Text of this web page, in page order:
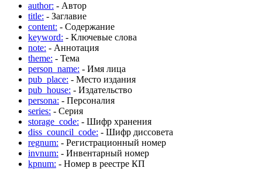
author: - Автор
title: - Заглавие
content: - Содержание
keyword: - Ключевые слова
note: - Аннотация
theme: - Тема
person_name: - Имя лица
pub_place: - Место издания
pub_house: - Издательство
persona: - Персоналия
series: - Серия
storage_code: - Шифр хранения
diss_council_code: - Шифр диссовета
regnum: - Регистрационный номер
invnum: - Инвентарный номер
kpnum: - Номер в реестре КП